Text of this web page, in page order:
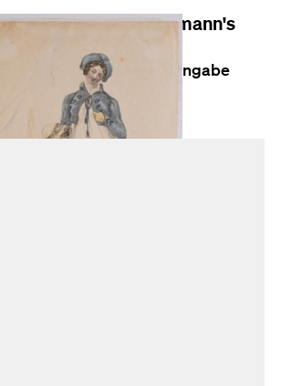
Dresses", Ackermann's
Plate 28, No. 6
(Entw. verm.); Keine Angabe
Ackermann (Herst.)